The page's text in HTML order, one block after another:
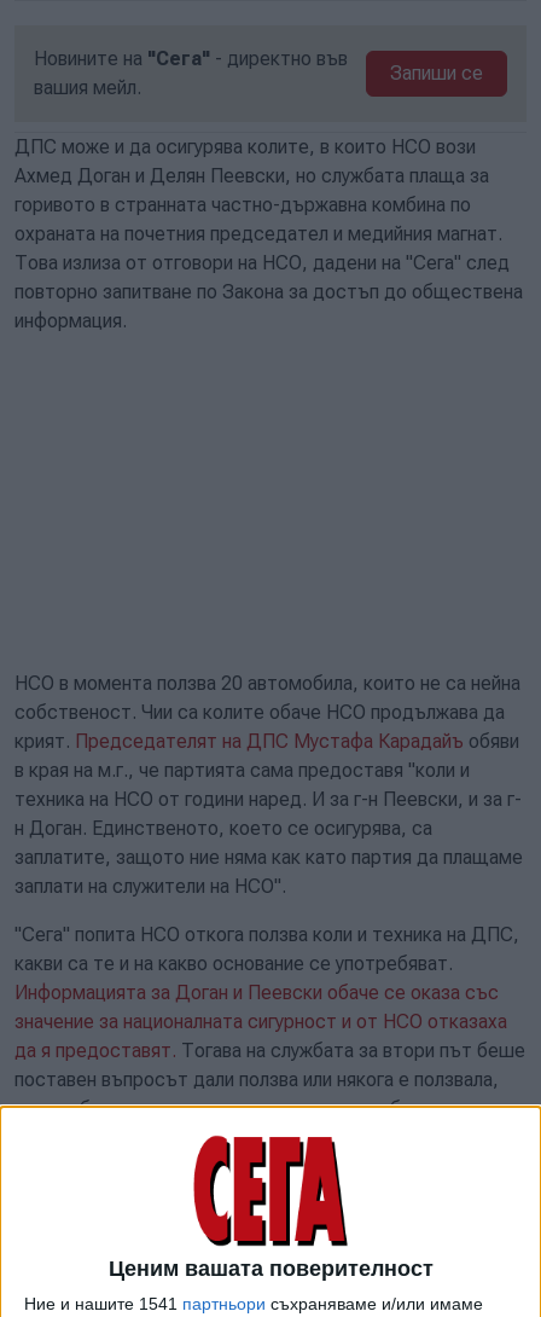
Ценим вашата поверителност
Ние и нашите 1541 партньори съхраняваме и/или имаме
Новините на "Сега" - директно във
вашия мейл.
Запиши се
ДПС може и да осигурява колите, в които НСО вози
Ахмед Доган и Делян Пеевски, но службата плаща за
горивото в странната частно-държавна комбина по
охраната на почетния председател и медийния магнат.
Това излиза от отговори на НСО, дадени на "Сега" след
повторно запитване по Закона за достъп до обществена
информация.
НСО в момента ползва 20 автомобила, които не са нейна
собственост. Чии са колите обаче НСО продължава да
крият. Председателят на ДПС Мустафа Карадайъ обяви
в края на м.г., че партията сама предоставя "коли и
техника на НСО от години наред. И за г-н Пеевски, и за г-
н Доган. Единственото, което се осигурява, са
заплатите, защото ние няма как като партия да плащаме
заплати на служители на НСО".
"Сега" попита НСО откога ползва коли и техника на ДПС,
какви са те и на какво основание се употребяват.
Информацията за Доган и Пеевски обаче се оказа със
значение за националната сигурност и от НСО отказаха
да я предоставят. Тогава на службата за втори път беше
поставен въпросът дали ползва или някога е ползвала,
автомобили, техника, или други активи, собственост на
други физически или юридически лица, държавни или
общински структури. Беше поискана справка, която да
съдържа кои са тези структури, какви са ползваните
активи, на какво основание и откога се ползват.
В отговора на началника на НСО Красимир Станчев се
казва, че през 2018 г. службата е ползвала 100